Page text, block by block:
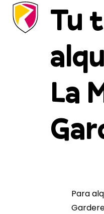
Tu
La
Para